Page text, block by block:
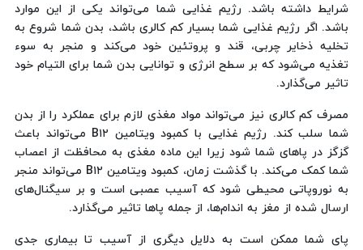
شرایط داشته باشد. رژیم غذایی شما می‌تواند یکی از این موارد
باشد. اگر رژیم غذایی شما بسیار کم کالری باشد، بدن شما شروع به
تخلیه ذخایر چربی، قند و پروتئین خود می‌کند و منجر به سوء
تغذیه می‌شود که بر سطح انرژی و توانایی بدن شما برای التیام خود
تاثیر می‌گذارد.
مصرف کم کالری نیز می‌تواند مواد مغذی لازم برای عملکرد را از بدن
شما سلب کند. رژیم غذایی با کمبود ویتامین B۱۲ می‌تواند باعث
گزگز در پاهای شما شود زیرا این ماده مغذی به محافظت از اعصاب
شما کمک می‌کند. با گذشت زمان، کمبود ویتامین B۱۲ می‌تواند منجر
به نوروپاتی محیطی شود که آسیب عصبی است و بر سیگنال‌های
ارسال شده از مغز به اندام‌ها، از جمله پاها تاثیر می‌گذارد.
پای شما ممکن است به دلایل دیگری از آسیب تا بیماری جدی